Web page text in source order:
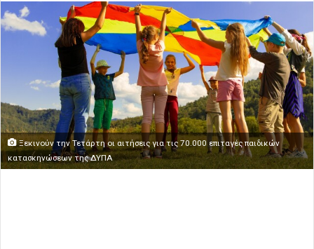
Ξεκινούν την Τετάρτη οι αιτήσεις για τις 70.000 επιταγές παιδικών
κατασκηνώσεων της ΔΥΠΑ